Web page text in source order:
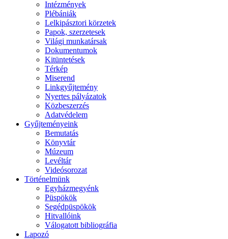
Intézmények
Plébániák
Lelkipásztori körzetek
Papok, szerzetesek
Világi munkatársak
Dokumentumok
Kitüntetések
Térkép
Miserend
Linkgyűjtemény
Nyertes pályázatok
Közbeszerzés
Adatvédelem
Gyűjteményeink
Bemutatás
Könyvtár
Múzeum
Levéltár
Videósorozat
Történelmünk
Egyházmegyénk
Püspökök
Segédpüspökök
Hitvallóink
Válogatott bibliográfia
Lapozó